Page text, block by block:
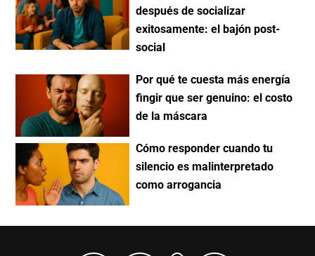
después de socializar
exitosamente: el bajón post-
social
Por qué te cuesta más energía
fingir que ser genuino: el costo
de la máscara
Cómo responder cuando tu
silencio es malinterpretado
como arrogancia